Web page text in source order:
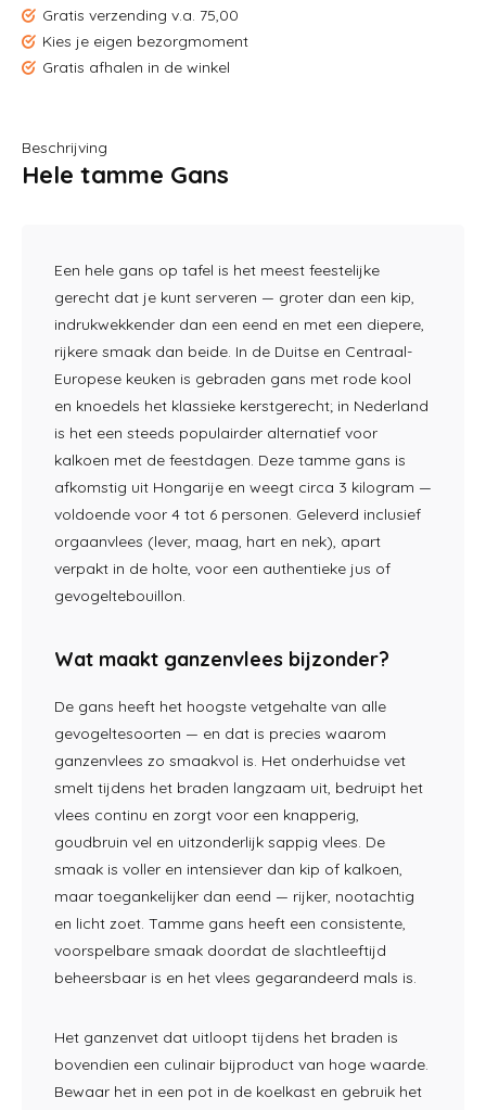
Gratis verzending v.a. 75,00
Kies je eigen bezorgmoment
Gratis afhalen in de winkel
Beschrijving
Hele tamme Gans
Een hele gans op tafel is het meest feestelijke
gerecht dat je kunt serveren — groter dan een kip,
indrukwekkender dan een eend en met een diepere,
rijkere smaak dan beide. In de Duitse en Centraal-
Europese keuken is gebraden gans met rode kool
en knoedels het klassieke kerstgerecht; in Nederland
is het een steeds populairder alternatief voor
kalkoen met de feestdagen. Deze tamme gans is
afkomstig uit Hongarije en weegt circa 3 kilogram —
voldoende voor 4 tot 6 personen. Geleverd inclusief
orgaanvlees (lever, maag, hart en nek), apart
verpakt in de holte, voor een authentieke jus of
gevogeltebouillon.
Wat maakt ganzenvlees bijzonder?
De gans heeft het hoogste vetgehalte van alle
gevogeltesoorten — en dat is precies waarom
ganzenvlees zo smaakvol is. Het onderhuidse vet
smelt tijdens het braden langzaam uit, bedruipt het
vlees continu en zorgt voor een knapperig,
goudbruin vel en uitzonderlijk sappig vlees. De
smaak is voller en intensiever dan kip of kalkoen,
maar toegankelijker dan eend — rijker, nootachtig
en licht zoet. Tamme gans heeft een consistente,
voorspelbare smaak doordat de slachtleeftijd
beheersbaar is en het vlees gegarandeerd mals is.
Het ganzenvet dat uitloopt tijdens het braden is
bovendien een culinair bijproduct van hoge waarde.
Bewaar het in een pot in de koelkast en gebruik het